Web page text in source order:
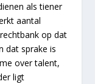
als tiener
aantal
op dat
dat sprake is
over talent,
ligt